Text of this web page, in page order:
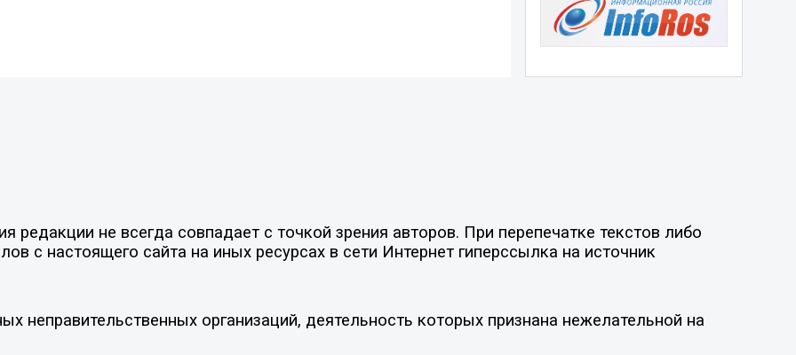
не всегда совпадает с точкой зрения авторов. При перепечатке текстов либо
с настоящего сайта на иных ресурсах в сети Интернет гиперссылка на источник
неправительственных организаций, деятельность которых признана нежелательной на